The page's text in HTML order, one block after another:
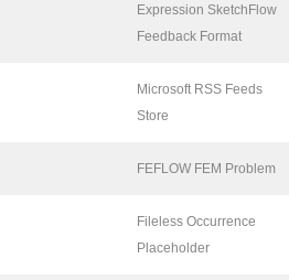
Expression SketchFlow
Feedback Format
Microsoft RSS Feeds
Store
FEFLOW FEM Problem
Fileless Occurrence
Placeholder